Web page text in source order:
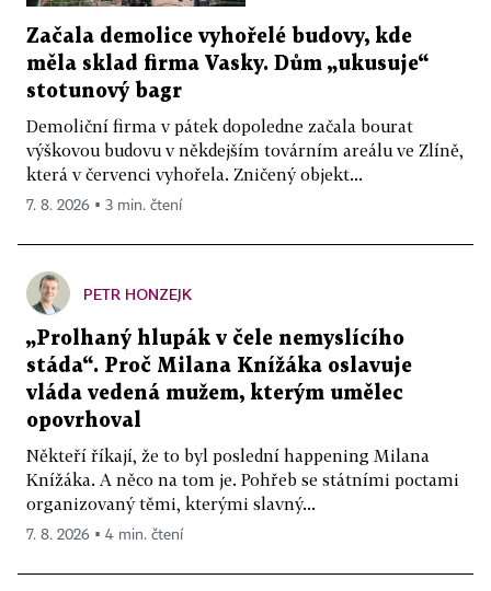
Začala demolice vyhořelé budovy, kde
měla sklad firma Vasky. Dům „ukusuje“
stotunový bagr
Demoliční firma v pátek dopoledne začala bourat
výškovou budovu v někdejším továrním areálu ve Zlíně,
která v červenci vyhořela. Zničený objekt...
7. 8. 2026 ▪ 3 min. čtení
PETR HONZEJK
„Prolhaný hlupák v čele nemyslícího
stáda“. Proč Milana Knížáka oslavuje
vláda vedená mužem, kterým umělec
opovrhoval
Někteří říkají, že to byl poslední happening Milana
Knížáka. A něco na tom je. Pohřeb se státními poctami
organizovaný těmi, kterými slavný...
7. 8. 2026 ▪ 4 min. čtení